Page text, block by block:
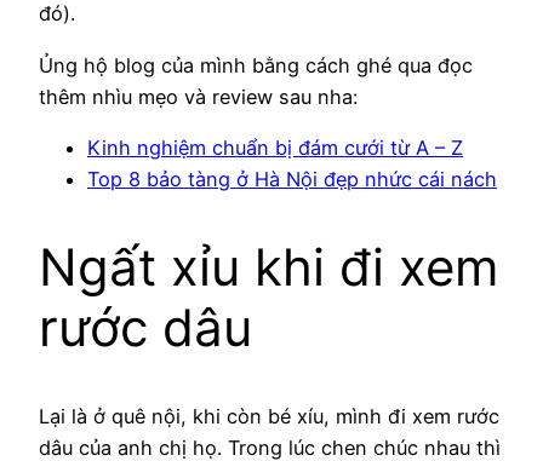
đó).
Ủng hộ blog của mình bằng cách ghé qua đọc
thêm nhìu mẹo và review sau nha:
Kinh nghiệm chuẩn bị đám cưới từ A – Z
Top 8 bảo tàng ở Hà Nội đẹp nhức cái nách
Ngất xỉu khi đi xem
rước dâu
Lại là ở quê nội, khi còn bé xíu, mình đi xem rước
dâu của anh chị họ. Trong lúc chen chúc nhau thì